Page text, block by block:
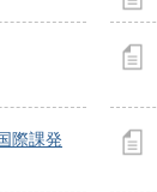
際課発